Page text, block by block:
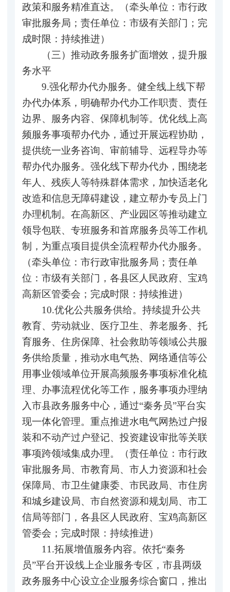
政策和服务精准直达。（牵头单位：市行政
审批服务局；责任单位：市级有关部门；完
成时限：持续推进）
（三）推动政务服务扩面增效，提升服
务水平
9.强化帮办代办服务。健全线上线下帮
办代办体系，明确帮办代办工作职责、责任
边界、服务内容、保障机制等。优化线上高
频服务事项帮办代办，通过开展远程协助，
提供统一业务咨询、审前辅导、远程导办等
帮办代办服务。强化线下帮办代办，围绕老
年人、残疾人等特殊群体需求，加快适老化
改造和信息无障碍建设，建立帮办专员上门
办理机制。在高新区、产业园区等推动建立
领导包联、专班服务和首席服务员等工作机
制，为重点项目提供全流程帮办代办服务。
（牵头单位：市行政审批服务局；责任单
位：市级有关部门，各县区人民政府、宝鸡
高新区管委会；完成时限：持续推进）
10.优化公共服务供给。持续提升公共
教育、劳动就业、医疗卫生、养老服务、托
育服务、住房保障、社会救助等领域公共服
务供给质量，推动水电气热、网络通信等公
用事业领域单位开展高频服务事项标准化梳
理、办事流程优化等工作，服务事项办理纳
入市县政务服务中心，通过“秦务员”平台实
现一体化管理。重点推进水电气网热过户报
装和不动产过户登记、投资建设审批等关联
事项跨领域集成办理。（责任单位：市行政
审批服务局、市教育局、市人力资源和社会
保障局、市卫生健康委、市民政局、市住房
和城乡建设局、市自然资源和规划局、市工
信局等部门，各县区人民政府、宝鸡高新区
管委会；完成时限：持续推进）
11.拓展增值服务内容。依托“秦务
员”平台开设线上企业服务专区，市县两级
政务服务中心设立企业服务综合窗口，推出